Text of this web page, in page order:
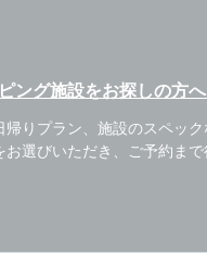
ング施設をお探しの方へ
帰りプラン、施設のスペッ
お選びいただき、ご予約まで